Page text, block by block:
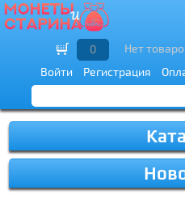
Войти Регистрация
0 Нет